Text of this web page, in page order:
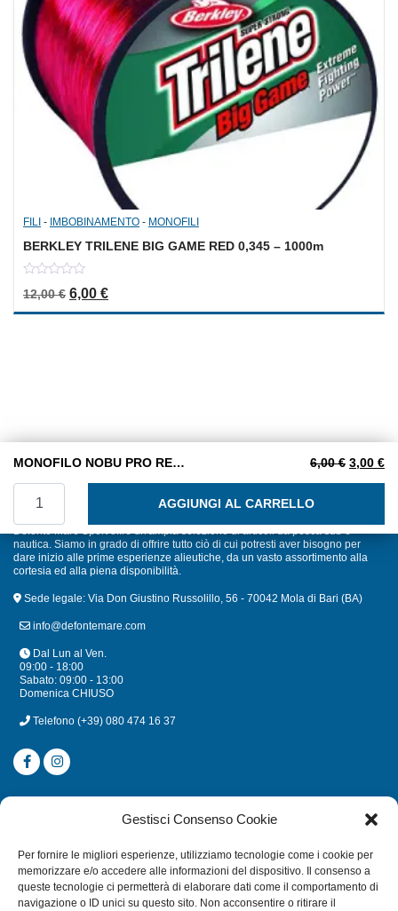
Gestisci Consenso Cookie
Per fornire le migliori esperienze, utilizziamo tecnologie come i cookie per
memorizzare e/o accedere alle informazioni del dispositivo. Il consenso a
queste tecnologie ci permetterà di elaborare dati come il comportamento di
navigazione o ID unici su questo sito. Non acconsentire o ritirare il
FILI - IMBOBINAMENTO - MONOFILI
BERKLEY TRILENE BIG GAME RED 0,345 – 1000m
out
12,00€ Il prezzo originale era: 12,00 €.
6,00 €Il prezzo attuale è: 6,00 €.
MONOFILO NOBU PRO REEL M. 0,25 BIANCO 150 m. 6,00€ Il
3,00 €Il
AGGIUNGI AL CARRELLO
nautica. Siamo in grado di offrire tutto ciò di cui potresti aver bisogno per
dare inizio alle prime esperienze alieutiche, da un vasto assortimento alla
cortesia ed alla piena disponibilità.
Sede legale: Via Don Giustino Russolillo, 56 - 70042 Mola di Bari (BA)
info@defontemare.com
Dal Lun al Ven.
09:00 - 18:00
Sabato: 09:00 - 13:00
Domenica CHIUSO
Telefono (+39) 080 474 16 37
CATEGORIE
MULINELLI
CANNE